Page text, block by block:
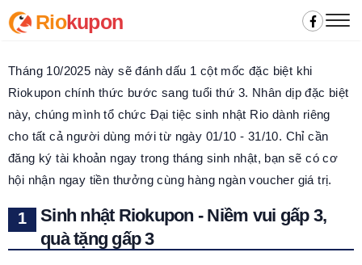
Riokupon
Tháng 10/2025 này sẽ đánh dấu 1 cột mốc đặc biệt khi
Riokupon chính thức bước sang tuổi thứ 3. Nhân dịp đặc biệt
này, chúng mình tổ chức Đại tiệc sinh nhật Rio dành riêng
cho tất cả người dùng mới từ ngày 01/10 - 31/10. Chỉ cần
đăng ký tài khoản ngay trong tháng sinh nhật, bạn sẽ có cơ
hội nhận ngay tiền thưởng cùng hàng ngàn voucher giá trị.
Sinh nhật Riokupon - Niềm vui gấp 3,
quà tặng gấp 3